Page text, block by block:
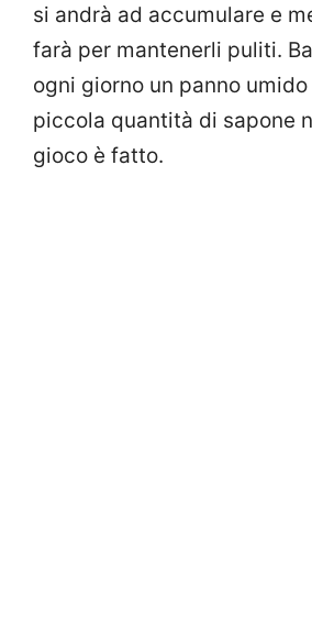
si andrà ad accumulare e
farà per mantenerli puliti.
ogni giorno un panno umido
piccola quantità di sapone
gioco è fatto.